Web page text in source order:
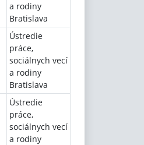
a rodiny
Bratislava
Ústredie
práce,
sociálnych vecí
a rodiny
Bratislava
Ústredie
práce,
sociálnych vecí
a rodiny